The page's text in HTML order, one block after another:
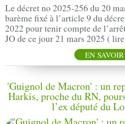
Le décret no 2025-256 du 20
barème fixé à l’article 9 du
2022 pour tenir compte de
JO de ce jour 21 mars 2025 (
EN
'Guignol de Macron' : un
Harkis, proche du RN,
l’ex député du